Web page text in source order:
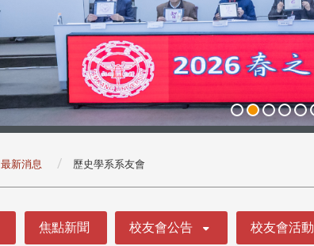
最新消息 歷史學系系友會
焦點新聞 校友會公告 校友會活動